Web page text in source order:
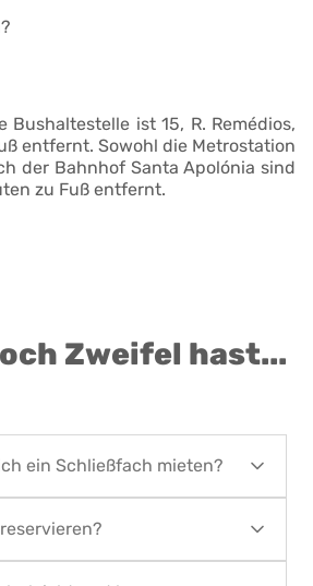
Bushaltestelle ist 15, R. Remédios,
entfernt. Sowohl die Metrostation
der Bahnhof Santa Apolónia sind
zu Fuß entfernt.
Zweifel hast...
ein Schließfach mieten?
Kalendertage gemietet
ein Schließfach für einen